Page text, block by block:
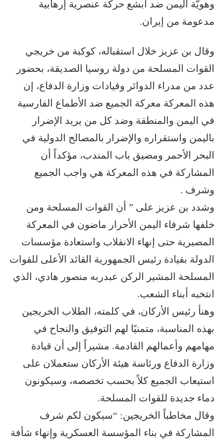
وهويّة اليمن ضد أبشع حركة عنصرية إرهابية
مدعومة من إيران.
وقال بن عزيز خلال استقباله، كوكبة من خريجي
القوات المسلحة من دولة روسيا الصديقة، بحضور
عدد من مدراء الدوائر وقيادات وزارة الدفاع، إن
هذه المعركة معركة الجميع ضد الأطماع الفارسية
في اليمن والمنطقة وضد كل من يريد الإضرار
باليمن واستقراره والإضرار بالمصالح الدولية في
البحر الأحمر ومضيق باب المندب، مؤكداً أن
المشاركة في هذه المعركة هي واجب الجميع
وشرف .
وشدد بن عزيز على ” أن القوات المسلحة ومن
خلفها شرفاء اليمن الأحرار ماضون في المعركة
المصيرية حتى إنهاء الانقلاب واستعادة مؤسسات
الدولة بقيادة رئيس الجمهورية القائد الأعلى للقوات
المسلحة المشير الركن عبدربه منصور هادي، الذي
انتخبه أبناء الشعب.
وهنأ رئيس الأركان، في كلمته، الطلاب الخريجين
بهذه المناسبة، متمنيًا لهم التوفيق والنجاح في
مهامهم وأعمالهم القادمة. مشيراً إلى أن قيادة
وزارة الدفاع ورئاسة هيئة الأركان ستعملان على
استيعاب الجميع كلاً بحسب تخصصه، وسيكونون
دماء جديدة للقوات المسلحة.
وقال مخاطباً الخريجين: “سيكون لكم شرف
المشاركة في بناء المؤسسة العسكرية وإنهاء شأفة